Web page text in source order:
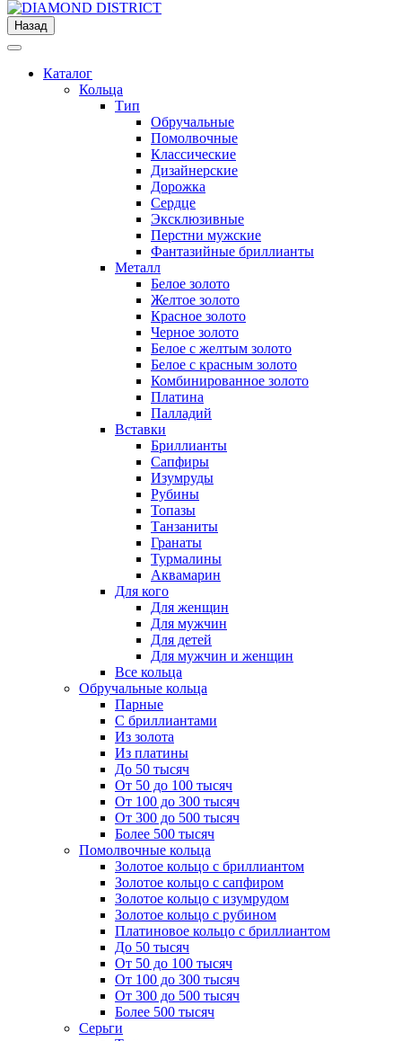
Назад
Каталог
Кольца
Тип
Обручальные
Помолвочные
Классические
Дизайнерские
Дорожка
Сердце
Эксклюзивные
Перстни мужские
Фантазийные бриллианты
Металл
Белое золото
Желтое золото
Красное золото
Черное золото
Белое с желтым золото
Белое с красным золото
Комбинированное золото
Платина
Палладий
Вставки
Бриллианты
Сапфиры
Изумруды
Рубины
Топазы
Танзаниты
Гранаты
Турмалины
Аквамарин
Для кого
Для женщин
Для мужчин
Для детей
Для мужчин и женщин
Все кольца
Обручальные кольца
Парные
С бриллиантами
Из золота
Из платины
До 50 тысяч
От 50 до 100 тысяч
От 100 до 300 тысяч
От 300 до 500 тысяч
Более 500 тысяч
Помолвочные кольца
Золотое кольцо с бриллиантом
Золотое кольцо с сапфиром
Золотое кольцо с изумрудом
Золотое кольцо с рубином
Платиновое кольцо с бриллиантом
До 50 тысяч
От 50 до 100 тысяч
От 100 до 300 тысяч
От 300 до 500 тысяч
Более 500 тысяч
Серьги